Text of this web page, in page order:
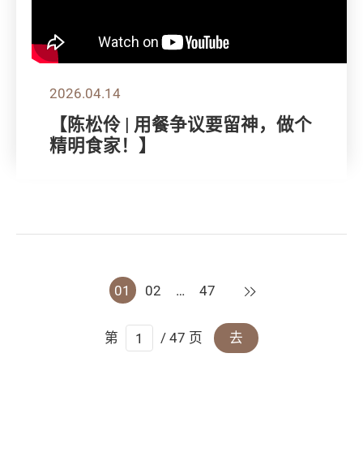
2026.04.14
【陈松伶 | 用餐争议要留神，做个
精明食家！】
01 02 … 47 下一页
第 / 47 页 去